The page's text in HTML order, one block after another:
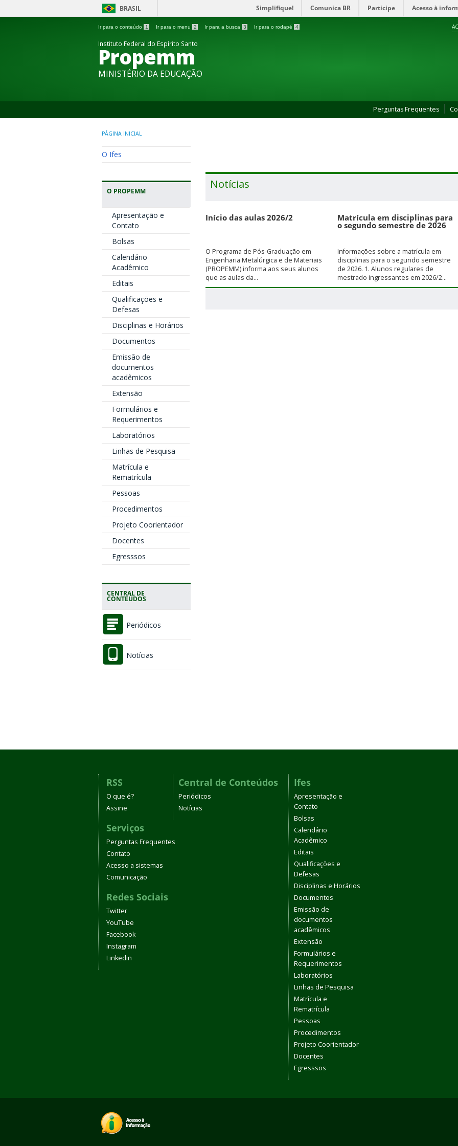
BRASIL Simplifique! Comunica BR Participe Acesso à
Ir para o conteúdo 1 Ir para o menu 2 Ir para a busca 3 Ir para o rodapé 4
Instituto Federal do Espírito Santo
Propemm
MINISTÉRIO DA EDUCAÇÃO
Perguntas Frequentes
PÁGINA INICIAL
O Ifes
O PROPEMM
Apresentação e
Contato
Bolsas
Calendário
Acadêmico
Editais
Qualificações e
Defesas
Disciplinas e Horários
Documentos
Emissão de
documentos
acadêmicos
Extensão
Formulários e
Requerimentos
Laboratórios
Linhas de Pesquisa
Matrícula e
Rematrícula
Pessoas
Procedimentos
Projeto Coorientador
Docentes
Egresssos
CENTRAL DE
CONTEÚDOS
Periódicos
Notícias
Notícias
Início das aulas 2026/2
O Programa de Pós-Graduação em
Engenharia Metalúrgica e de Materiais
(PROPEMM) informa aos seus alunos
que as aulas da...
Matrícula em disciplinas para
o segundo semestre de 2026
Informações sobre a matrícula em
disciplinas para o segundo semestre
de 2026. 1. Alunos regulares de
mestrado ingressantes em 2026/2...
RSS
O que é?
Assine
Serviços
Perguntas Frequentes
Contato
Acesso a sistemas
Comunicação
Redes Sociais
Twitter
YouTube
Facebook
Instagram
Linkedin
Central de Conteúdos
Periódicos
Notícias
Ifes
Apresentação e
Contato
Bolsas
Calendário
Acadêmico
Editais
Qualificações e
Defesas
Disciplinas e Horários
Documentos
Emissão de
documentos
acadêmicos
Extensão
Formulários e
Requerimentos
Laboratórios
Linhas de Pesquisa
Matrícula e
Rematrícula
Pessoas
Procedimentos
Projeto Coorientador
Docentes
Egresssos